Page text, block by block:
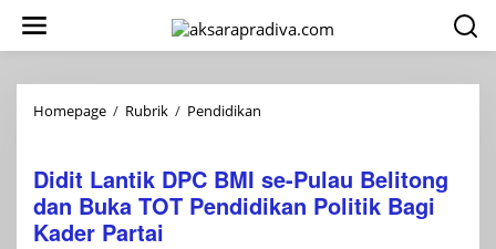
konten
Homepage / Rubrik / Pendidikan
BMI
se-
Pulau
Didit Lantik DPC BMI se-Pulau Belitong
dan Buka TOT Pendidikan Politik Bagi
Kader Partai